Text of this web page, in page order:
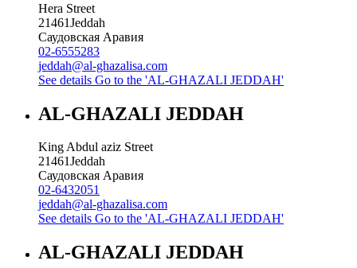
Hera Street
21461Jeddah
Саудовская Аравия
02-6555283
jeddah@al-ghazalisa.com
See details Go to the 'AL-GHAZALI JEDDAH'
AL-GHAZALI JEDDAH
King Abdul aziz Street
21461Jeddah
Саудовская Аравия
02-6432051
jeddah@al-ghazalisa.com
See details Go to the 'AL-GHAZALI JEDDAH'
AL-GHAZALI JEDDAH